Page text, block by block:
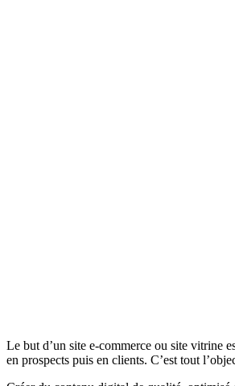
Le but d’un site e-commerce ou site vitrine
en prospects puis en clients. C’est tout